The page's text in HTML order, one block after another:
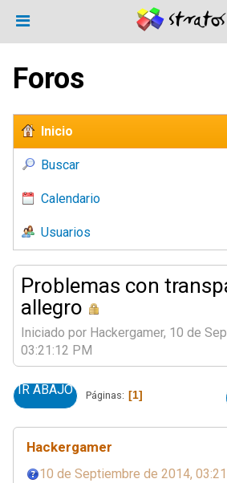
Foros
Inicio
Buscar
Calendario
Usuarios
Problemas con
allegro
Iniciado por Hackergamer, 10 de
03:21:12 PM
IR ABAJO Páginas 1
Hackergamer
10 de Septiembre de 2014,